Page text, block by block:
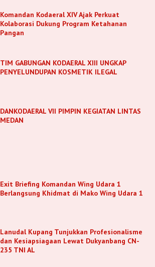
Komandan Kodaeral XIV Ajak Perkuat
Kolaborasi Dukung Program Ketahanan
Pangan
TIM GABUNGAN KODAERAL XIII UNGKAP
PENYELUNDUPAN KOSMETIK ILEGAL
DANKODAERAL VII PIMPIN KEGIATAN LINTAS
MEDAN
Exit Briefing Komandan Wing Udara 1
Berlangsung Khidmat di Mako Wing Udara 1
Lanudal Kupang Tunjukkan Profesionalisme
dan Kesiapsiagaan Lewat Dukyanbang CN-
235 TNI AL